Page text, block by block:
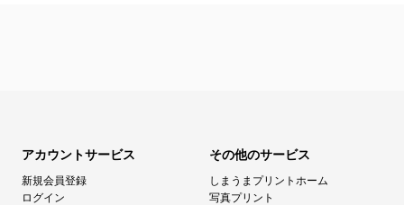
アカウントサービス
新規会員登録
ログイン
その他のサービス
しまうまプリントホーム
写真プリント